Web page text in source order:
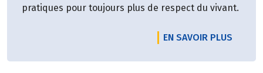
pratiques pour toujours plus de respect du vivant.
EN SAVOIR PLUS